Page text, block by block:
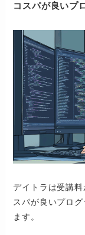
コスパが良いプ
デイトラは受講
スパが良いプロ
ます。